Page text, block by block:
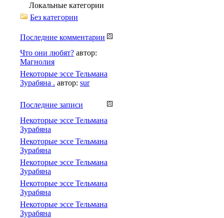
Локальные категории
Без категории
Последние комментарии
Что они любят? автор:
Магнолия
Некоторые эссе Тельмана
Зурабяна . автор: sur
Последние записи
Некоторые эссе Тельмана
Зурабяна
Некоторые эссе Тельмана
Зурабяна
Некоторые эссе Тельмана
Зурабяна
Некоторые эссе Тельмана
Зурабяна
Некоторые эссе Тельмана
Зурабяна